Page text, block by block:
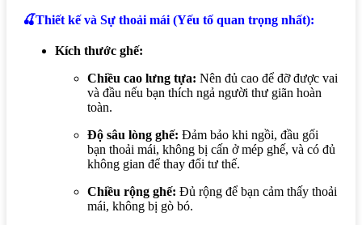
🍒Thiết kế và Sự thoải mái (Yếu tố quan trọng nhất):
Kích thước ghế:
Chiều cao lưng tựa: Nên đủ cao để đỡ được vai
và đầu nếu bạn thích ngả người thư giãn hoàn
toàn.
Độ sâu lòng ghế: Đảm bảo khi ngồi, đầu gối
bạn thoải mái, không bị cấn ở mép ghế, và có đủ
không gian để thay đổi tư thế.
Chiều rộng ghế: Đủ rộng để bạn cảm thấy thoải
mái, không bị gò bó.